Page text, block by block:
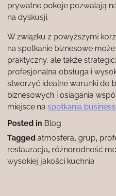
prywatne pokoje pozwalają
na dyskusji.
W związku z powyższymi
na spotkanie biznesowe
praktyczny, ale także
profesjonalna obsługa i
stworzyć idealne warunki do
biznesowych i osiągania
miejsce na spotkania
Posted in Blog
Tagged atmosfera, grup,
restauracja, różnorodność
wysokiej jakości kuchnia